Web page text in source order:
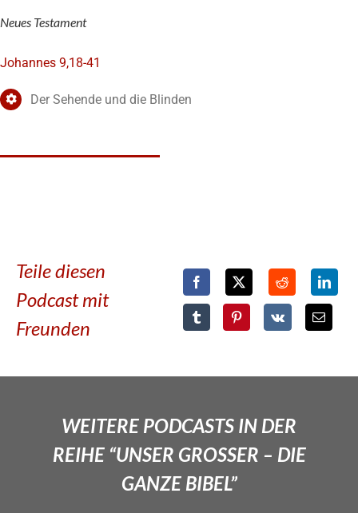
Neues Testament
Johannes 9,18-41
Der Sehende und die Blinden
Teile diesen
Podcast mit
Freunden
WEITERE PODCASTS IN DER
REIHE “UNSER GROSSER – DIE
GANZE BIBEL”